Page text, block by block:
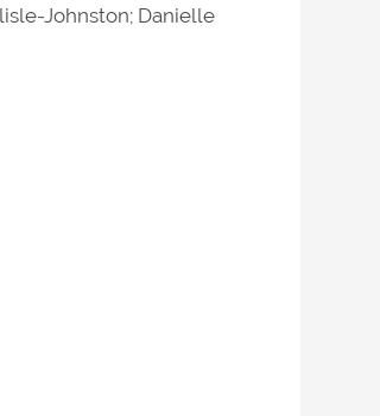
Johnston; Danielle